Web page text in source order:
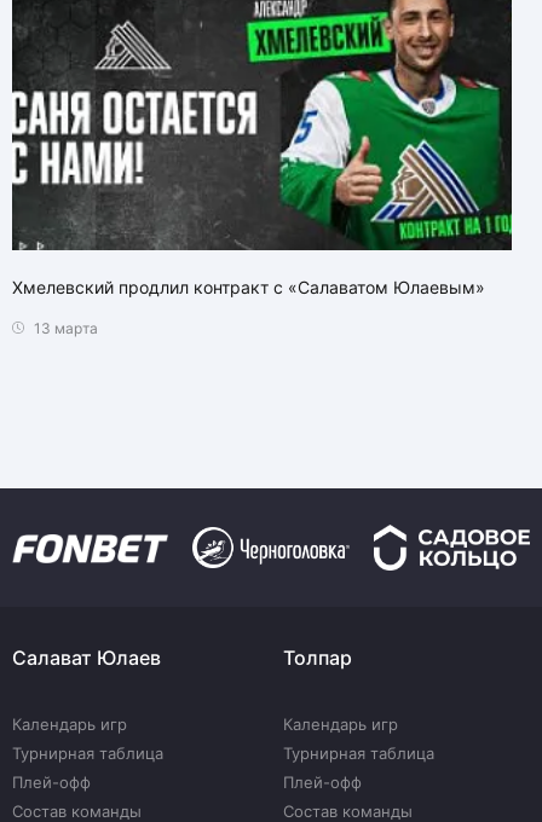
Хмелевский продлил контракт с «Салаватом Юлаевым»
13 марта
Салават Юлаев
Календарь игр
Турнирная таблица
Плей-офф
Состав команды
Толпар
Календарь игр
Турнирная таблица
Плей-офф
Состав команды